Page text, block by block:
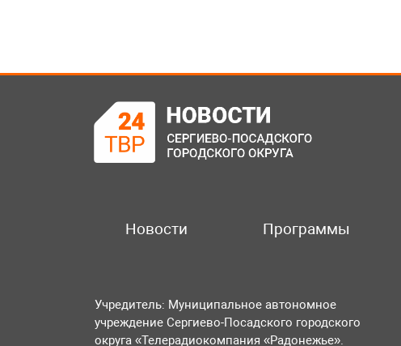
Новости Программы
Учредитель: Муниципальное автономное
учреждение Сергиево-Посадского городского
округа «Телерадиокомпания «Радонежье».